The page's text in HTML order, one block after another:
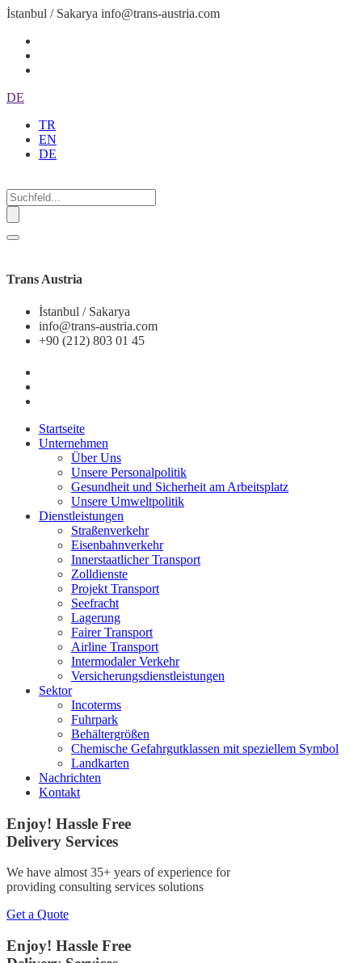
İstanbul / Sakarya info@trans-austria.com
DE
TR
EN
DE
Trans Austria
İstanbul / Sakarya
info@trans-austria.com
+90 (212) 803 01 45
Startseite
Unternehmen
Über Uns
Unsere Personalpolitik
Gesundheit und Sicherheit am Arbeitsplatz
Unsere Umweltpolitik
Dienstleistungen
Straßenverkehr
Eisenbahnverkehr
Innerstaatlicher Transport
Zolldienste
Projekt Transport
Seefracht
Lagerung
Fairer Transport
Airline Transport
Intermodaler Verkehr
Versicherungsdienstleistungen
Sektor
Incoterms
Fuhrpark
Behältergrößen
Chemische Gefahrgutklassen mit speziellem Symbol
Landkarten
Nachrichten
Kontakt
Enjoy! Hassle Free
Delivery Services
We have almost 35+ years of experience for
providing consulting services solutions
Get a Quote
Enjoy! Hassle Free